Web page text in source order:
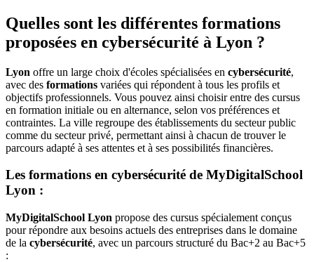
Quelles sont les différentes formations
proposées en cybersécurité à Lyon ?
Lyon offre un large choix d'écoles spécialisées en cybersécurité,
avec des formations variées qui répondent à tous les profils et
objectifs professionnels. Vous pouvez ainsi choisir entre des cursus
en formation initiale ou en alternance, selon vos préférences et
contraintes. La ville regroupe des établissements du secteur public
comme du secteur privé, permettant ainsi à chacun de trouver le
parcours adapté à ses attentes et à ses possibilités financières.
Les formations en cybersécurité de MyDigitalSchool
Lyon :
MyDigitalSchool Lyon propose des cursus spécialement conçus
pour répondre aux besoins actuels des entreprises dans le domaine
de la cybersécurité, avec un parcours structuré du Bac+2 au Bac+5
: